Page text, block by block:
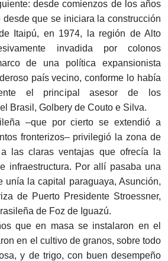
desde comienzos de los años
desde que se iniciara la construcción
Itaipú, en 1974, la región de Alto
invadida por colonos
de una política expansionista
país vecino, conforme lo había
el principal asesor de los
Brasil, Golbery de Couto e Silva.
–que por cierto se extendió a
fronterizos– privilegió la zona de
las claras ventajas que ofrecía la
infraestructura. Por allí pasaba una
unía la capital paraguaya, Asunción,
de Puerto Presidente Stroessner,
de Foz de Iguazú.
que en masa se instalaron en el
en el cultivo de granos, sobre todo
y de trigo, con buen desempeño